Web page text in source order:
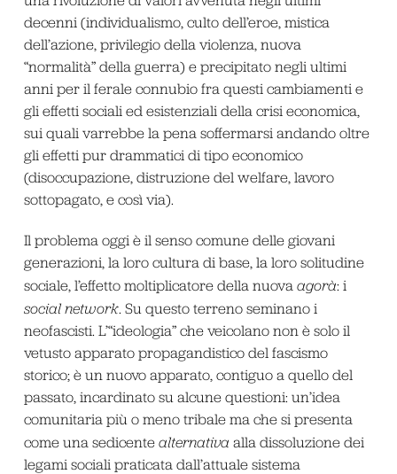
decenni (individualismo, culto dell’eroe, mistica
dell’azione, privilegio della violenza, nuova
“normalità” della guerra) e precipitato negli ultimi
anni per il ferale connubio fra questi cambiamenti e
gli effetti sociali ed esistenziali della crisi economica,
sui quali varrebbe la pena soffermarsi andando oltre
gli effetti pur drammatici di tipo economico
(disoccupazione, distruzione del welfare, lavoro
sottopagato, e così via).
Il problema oggi è il senso comune delle giovani
generazioni, la loro cultura di base, la loro solitudine
sociale, l’effetto moltiplicatore della nuova agorà: i
social network. Su questo terreno seminano i
neofascisti. L’“ideologia” che veicolano non è solo il
vetusto apparato propagandistico del fascismo
storico; è un nuovo apparato, contiguo a quello del
passato, incardinato su alcune questioni: un’idea
comunitaria più o meno tribale ma che si presenta
come una sedicente alternativa alla dissoluzione dei
legami sociali praticata dall’attuale sistema